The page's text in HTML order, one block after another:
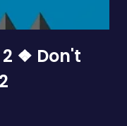
2 ❖ Don't